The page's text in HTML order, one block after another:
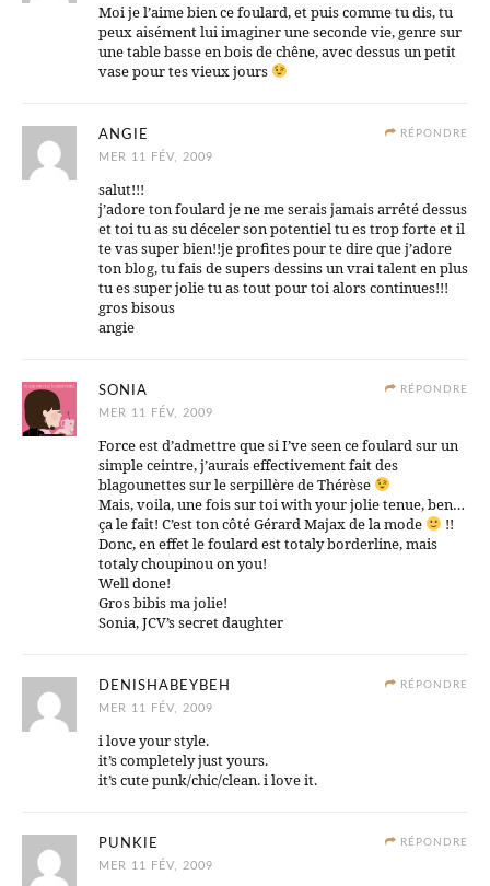
Moi je l’aime bien ce foulard, et puis comme tu dis, tu
peux aisément lui imaginer une seconde vie, genre sur
une table basse en bois de chêne, avec dessus un petit
vase pour tes vieux jours
RÉPONDRE
ANGIE
MER 11 FÉV, 2009
salut!!!
j’adore ton foulard je ne me serais jamais arrété dessus
et toi tu as su déceler son potentiel tu es trop forte et il
te vas super bien!!je profites pour te dire que j’adore
ton blog, tu fais de supers dessins un vrai talent en plus
tu es super jolie tu as tout pour toi alors continues!!!
gros bisous
angie
RÉPONDRE
SONIA
MER 11 FÉV, 2009
Force est d’admettre que si I’ve seen ce foulard sur un
simple ceintre, j’aurais effectivement fait des
blagounettes sur le serpillère de Thérèse
Mais, voila, une fois sur toi with your jolie tenue, ben…
ça le fait! C’est ton côté Gérard Majax de la mode
!!
Donc, en effet le foulard est totaly borderline, mais
totaly choupinou on you!
Well done!
Gros bibis ma jolie!
Sonia, JCV’s secret daughter
RÉPONDRE
DENISHABEYBEH
MER 11 FÉV, 2009
i love your style.
it’s completely just yours.
it’s cute punk/chic/clean. i love it.
RÉPONDRE
PUNKIE
MER 11 FÉV, 2009